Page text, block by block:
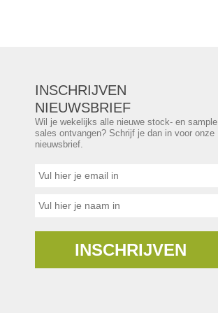
INSCHRIJVEN
NIEUWSBRIEF
Wil je wekelijks alle nieuwe stock- en sample
sales ontvangen? Schrijf je dan in voor onze
nieuwsbrief.
INSCHRIJVEN